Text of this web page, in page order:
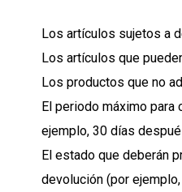
Los artículos sujetos a
Los artículos que
Los productos que no
El periodo máximo para
ejemplo, 30 días
El estado que deberán
devolución (por